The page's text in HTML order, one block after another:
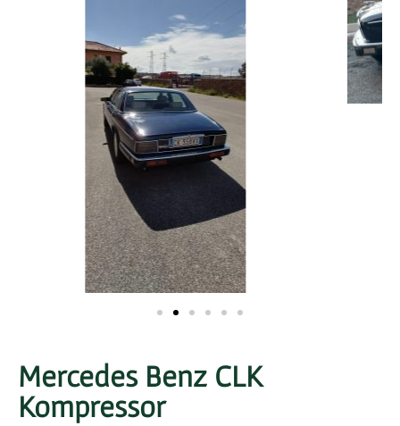
Mercedes Benz CLK
Kompressor